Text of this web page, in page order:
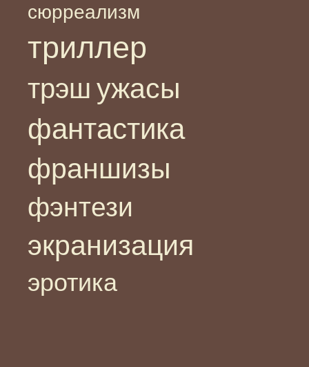
сюрреализм
триллер
трэш ужасы
фантастика
франшизы
фэнтези
экранизация
эротика